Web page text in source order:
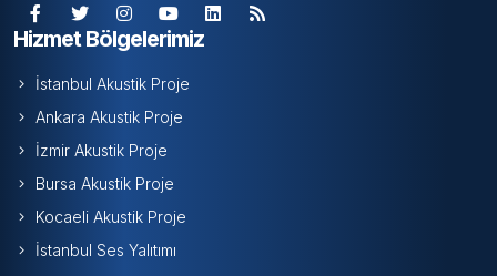
Hizmet Bölgelerimiz
İstanbul Akustik Proje
Ankara Akustik Proje
İzmir Akustik Proje
Bursa Akustik Proje
Kocaeli Akustik Proje
İstanbul Ses Yalıtımı